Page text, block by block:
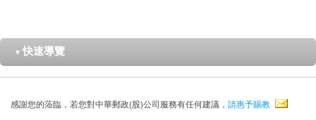
▼ 快速導覽
感謝您的蒞臨，若您對中華郵政(股)公司服務有任何建議， 請惠予賜教